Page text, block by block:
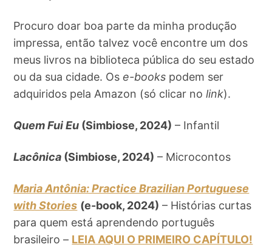
Procuro doar boa parte da minha produção
impressa, então talvez você encontre um dos
meus livros na biblioteca pública do seu estado
ou da sua cidade. Os e-books podem ser
adquiridos pela Amazon (só clicar nolink).
Quem Fui Eu (Simbiose, 2024) – Infantil
Lacônica (Simbiose, 2024) – Microcontos
Maria Antônia: Practice Brazilian Portuguese
with Stories (e-book, 2024) – Histórias curtas
para quem está aprendendo português
brasileiro – LEIA AQUI O PRIMEIRO CAPÍTULO!